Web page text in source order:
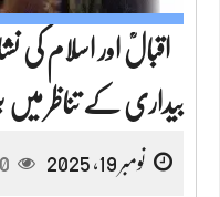
اقبالؒ اور اسلام کی
بیداری کے تناظر میں
نومبر 19, 2025